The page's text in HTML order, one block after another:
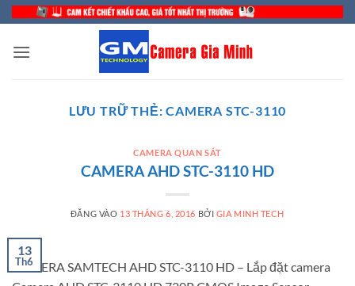
Bỏ
qua
nội
LƯU TRỮ THẺ:CAMERA STC-3110
CAMERA QUAN SÁT
CAMERA AHD STC-3110 HD
ĐĂNG VÀO 13 THÁNG 6, 2016 BỞI GIA MINH TECH
13
Th6
CAMERA SAMTECH AHD STC-3110 HD – Lắp đặt camera